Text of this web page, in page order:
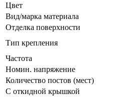
Цвет
Вид/марка материала
Отделка поверхности
Тип крепления
Частота
Номин. напряжение
Количество постов (мест)
С откидной крышкой